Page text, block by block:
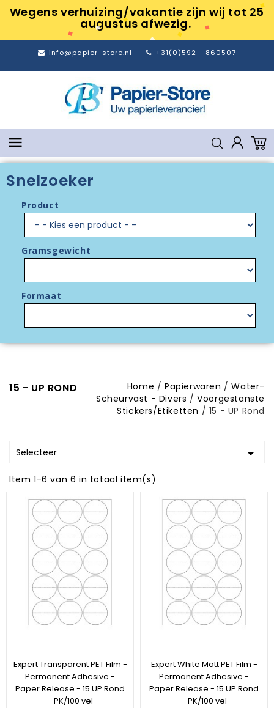
Wegens verhuizing/vakantie zijn wij tot 25
augustus afwezig.
info@papier-store.nl +31(0)592 - 860507

Snelzoeker
Product
Gramsgewicht
Formaat
15 - UP ROND Home Papierwaren
Water-
Scheurvast - Divers
Voorgestanste
Stickers/Etiketten
15 - UP Rond
Selecteer 
Item 1-6 van 6 in totaal item(s)
Expert Transparent PET Film -
Permanent Adhesive -
Paper Release - 15 UP Rond
- PK/100 vel
Expert White Matt PET Film -
Permanent Adhesive -
Paper Release - 15 UP Rond
- PK/100 vel